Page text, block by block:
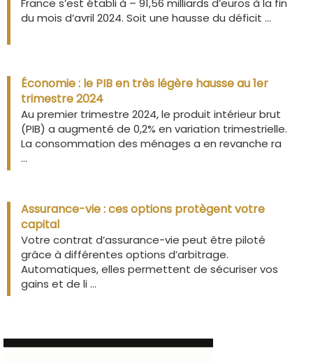
France s’est établi à – 91,56 milliards d’euros à la fin
du mois d’avril 2024. Soit une hausse du déficit ...
Économie : le PIB en très légère hausse au 1er
trimestre 2024
Au premier trimestre 2024, le produit intérieur brut
(PIB) a augmenté de 0,2% en variation trimestrielle.
La consommation des ménages a en revanche ra
...
Assurance-vie : ces options protègent votre
capital
Votre contrat d’assurance-vie peut être piloté
grâce à différentes options d’arbitrage.
Automatiques, elles permettent de sécuriser vos
gains et de li ...